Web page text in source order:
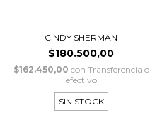
CINDY SHERMAN
$180.500,00
$162.450,00 con Transferencia o
efectivo
SIN STOCK